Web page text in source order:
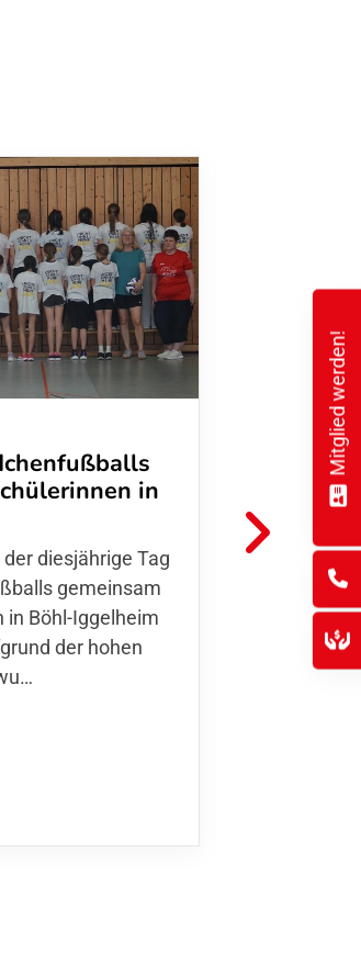
in
diesjährige Tag
gemeinsam
in Böhl-Iggelheim
der hohen
01.06.2026
Danke
FFC
Hoffmann
Thomas
den
Finnla…
Mitglied werden!